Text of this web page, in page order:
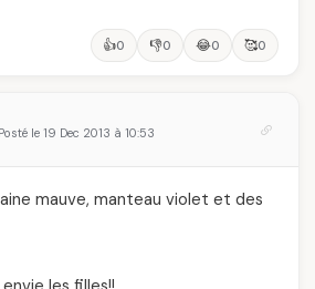
👍0 👎0 😂0 🥰0
Posté le 19 Dec 2013 à 10:53
mauve, manteau violet et des